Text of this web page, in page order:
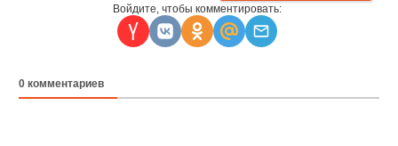
Войдите, чтобы комментировать:
0 комментариев